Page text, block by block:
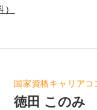
くらいから模擬試
り、選考が近づく
国家資格キャリア
徳田 このみ